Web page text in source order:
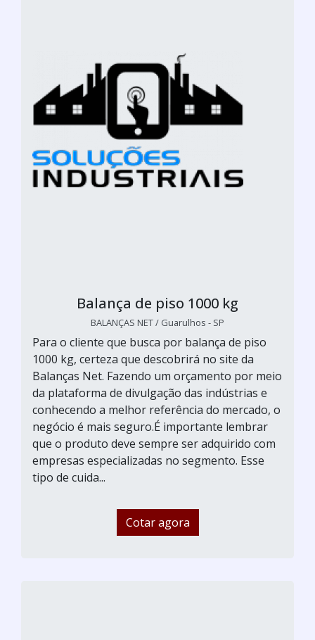
Balança de piso 1000 kg
BALANÇAS NET / Guarulhos - SP
Para o cliente que busca por balança de piso
1000 kg, certeza que descobrirá no site da
Balanças Net. Fazendo um orçamento por meio
da plataforma de divulgação das indústrias e
conhecendo a melhor referência do mercado, o
negócio é mais seguro.É importante lembrar
que o produto deve sempre ser adquirido com
empresas especializadas no segmento. Esse
tipo de cuida...
Cotar agora